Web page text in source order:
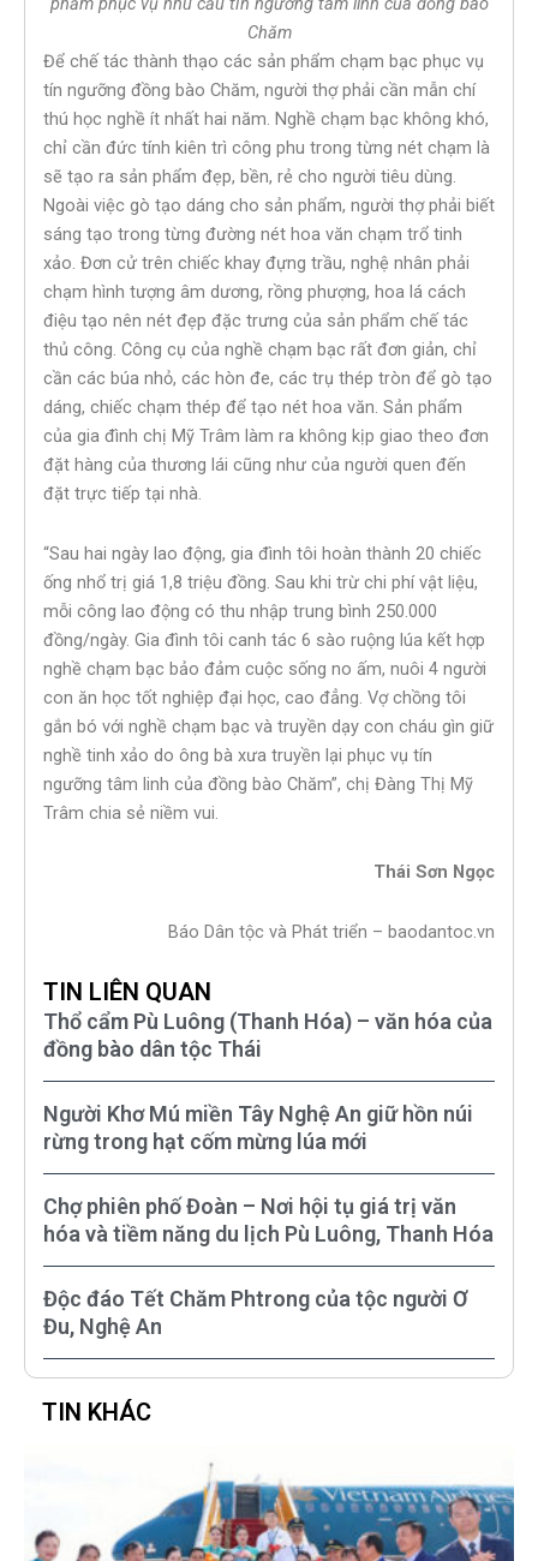
Chăm
Để chế tác thành thạo các sản phẩm chạm bạc phục vụ
tín ngưỡng đồng bào Chăm, người thợ phải cần mẫn chí
thú học nghề ít nhất hai năm. Nghề chạm bạc không khó,
chỉ cần đức tính kiên trì công phu trong từng nét chạm là
sẽ tạo ra sản phẩm đẹp, bền, rẻ cho người tiêu dùng.
Ngoài việc gò tạo dáng cho sản phẩm, người thợ phải biết
sáng tạo trong từng đường nét hoa văn chạm trổ tinh
xảo. Đơn cử trên chiếc khay đựng trầu, nghệ nhân phải
chạm hình tượng âm dương, rồng phượng, hoa lá cách
điệu tạo nên nét đẹp đặc trưng của sản phẩm chế tác
thủ công. Công cụ của nghề chạm bạc rất đơn giản, chỉ
cần các búa nhỏ, các hòn đe, các trụ thép tròn để gò tạo
dáng, chiếc chạm thép để tạo nét hoa văn. Sản phẩm
của gia đình chị Mỹ Trâm làm ra không kịp giao theo đơn
đặt hàng của thương lái cũng như của người quen đến
đặt trực tiếp tại nhà.
“Sau hai ngày lao động, gia đình tôi hoàn thành 20 chiếc
ống nhổ trị giá 1,8 triệu đồng. Sau khi trừ chi phí vật liệu,
mỗi công lao động có thu nhập trung bình 250.000
đồng/ngày. Gia đình tôi canh tác 6 sào ruộng lúa kết hợp
nghề chạm bạc bảo đảm cuộc sống no ấm, nuôi 4 người
con ăn học tốt nghiệp đại học, cao đẳng. Vợ chồng tôi
gắn bó với nghề chạm bạc và truyền dạy con cháu gìn giữ
nghề tinh xảo do ông bà xưa truyền lại phục vụ tín
ngưỡng tâm linh của đồng bào Chăm”, chị Đàng Thị Mỹ
Trâm chia sẻ niềm vui.
Thái Sơn Ngọc
Báo Dân tộc và Phát triển – baodantoc.vn
TIN LIÊN QUAN
Thổ cẩm Pù Luông (Thanh Hóa) – văn hóa của
đồng bào dân tộc Thái
Người Khơ Mú miền Tây Nghệ An giữ hồn núi
rừng trong hạt cốm mừng lúa mới
Chợ phiên phố Đoàn – Nơi hội tụ giá trị văn
hóa và tiềm năng du lịch Pù Luông, Thanh Hóa
Độc đáo Tết Chăm Phtrong của tộc người Ơ
Đu, Nghệ An
TIN KHÁC